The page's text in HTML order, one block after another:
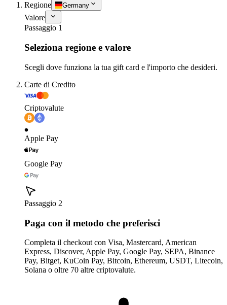
Regione Germany
Valore
Passaggio 1
Seleziona regione e valore
Scegli dove funziona la tua gift card e l'importo che desideri.
Carte di Credito
Criptovalute
Apple Pay
Google Pay
Passaggio 2
Paga con il metodo che preferisci
Completa il checkout con Visa, Mastercard, American
Express, Discover, Apple Pay, Google Pay, SEPA, Binance
Pay, Bitget, KuCoin Pay, Bitcoin, Ethereum, USDT, Litecoin,
Solana o oltre 70 altre criptovalute.